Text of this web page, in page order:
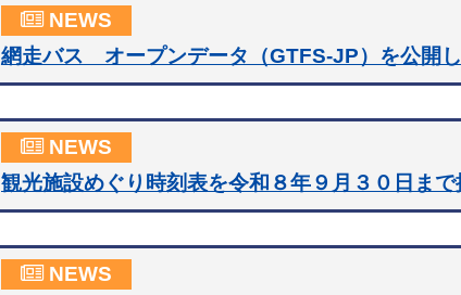
NEWS
網走バス オープンデータ（GTFS-JP）を公開し
NEWS
観光施設めぐり時刻表を令和８年９月３０日まで
NEWS